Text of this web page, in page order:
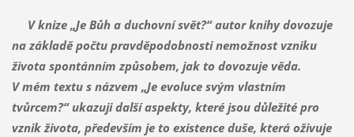
V knize „Je Bůh a duchovní svět?“ autor knihy dovozuje
na základě počtu pravděpodobnosti nemožnost vzniku
života spontánním způsobem, jak to dovozuje věda.
V mém textu s názvem „Je evoluce svým vlastním
tvůrcem?“ ukazuji další aspekty, které jsou důležité pro
vznik života, především je to existence duše, která oživuje